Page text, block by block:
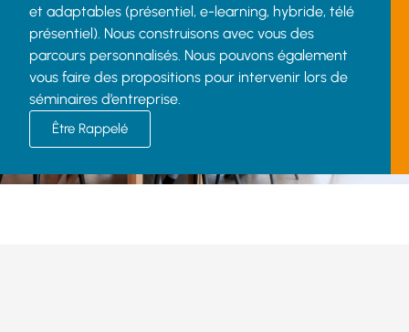
et adaptables (présentiel, e-learning, hybride, télé
présentiel). Nous construisons avec vous des
parcours personnalisés. Nous pouvons également
vous faire des propositions pour intervenir lors de
séminaires d’entreprise.
Être Rappelé